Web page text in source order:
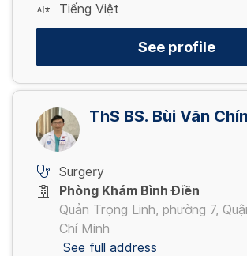
Tiếng Việt
See profile
ThS BS. Bùi Văn
Surgery
Phòng Khám Bình Điền
Quản Trọng Linh, phường 7,
Chí Minh
See full address